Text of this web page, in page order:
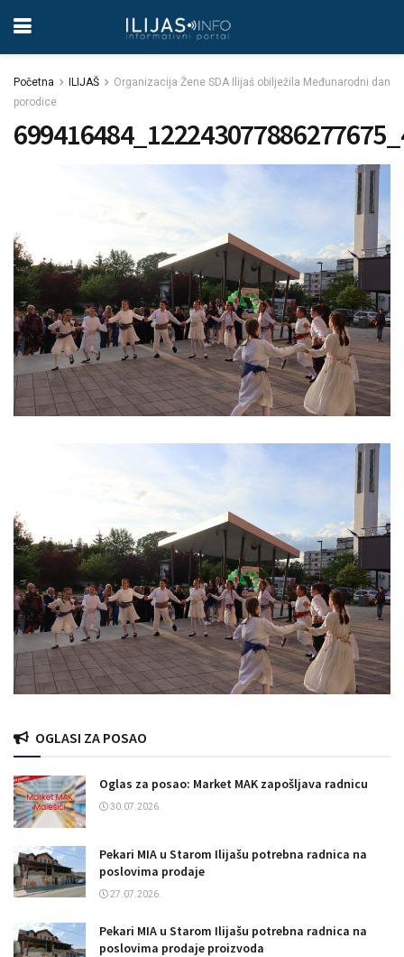
Početna ILIJAŠ
Organizacija Žene SDA Ilijaš obilježila Međunarodni dan
porodice
OGLASI ZA POSAO
Oglas za posao: Market MAK zapošljava radnicu
30.07.2026.
Pekari MIA u Starom Ilijašu potrebna radnica na
poslovima prodaje
27.07.2026.
Pekari MIA u Starom Ilijašu potrebna radnica na
poslovima prodaje proizvoda